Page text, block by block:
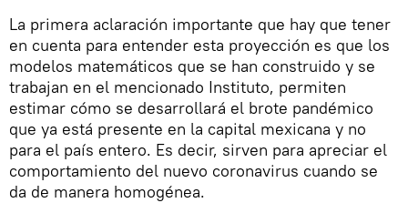
La primera aclaración importante que hay que tener
en cuenta para entender esta proyección es que los
modelos matemáticos que se han construido y se
trabajan en el mencionado Instituto, permiten
estimar cómo se desarrollará el brote pandémico
que ya está presente en la capital mexicana y no
para el país entero. Es decir, sirven para apreciar el
comportamiento del nuevo coronavirus cuando se
da de manera homogénea.